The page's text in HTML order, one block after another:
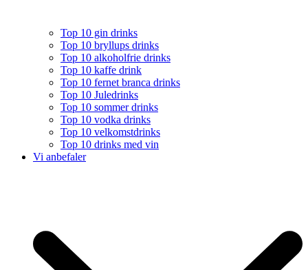
Top 10 gin drinks
Top 10 bryllups drinks
Top 10 alkoholfrie drinks
Top 10 kaffe drink
Top 10 fernet branca drinks
Top 10 Juledrinks
Top 10 sommer drinks
Top 10 vodka drinks
Top 10 velkomstdrinks
Top 10 drinks med vin
Vi anbefaler